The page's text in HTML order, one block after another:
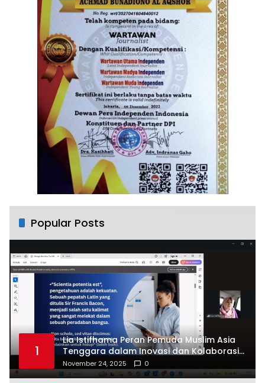
Popular Posts
1
Lia Istifhama Peran Pemuda Muslim Asia
Tenggara dalam Inovasi dan Kolaborasi
Internasional
November 24, 2025 0